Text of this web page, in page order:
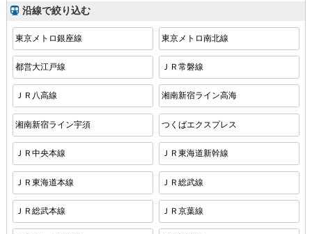
沿線で絞り込む
東京メトロ銀座線 東京メトロ南北線
都営大江戸線 ＪＲ常磐線
ＪＲ八高線 湘南新宿ライン高海
湘南新宿ライン宇須 つくばエクスプレス
ＪＲ中央本線 ＪＲ東海道新幹線
ＪＲ東海道本線 ＪＲ総武線
ＪＲ総武本線 ＪＲ京葉線